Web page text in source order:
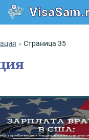
Страница 35